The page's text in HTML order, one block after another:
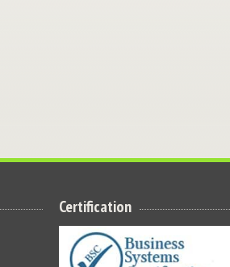
Certification